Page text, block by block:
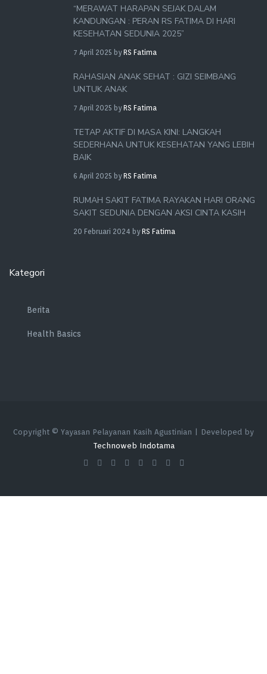
“MERAWAT HARAPAN SEJAK DALAM
KANDUNGAN : PERAN RS FATIMA DI HARI
KESEHATAN SEDUNIA 2025”
7 April 2025 by RS Fatima
RAHASIAN ANAK SEHAT : GIZI SEIMBANG
UNTUK ANAK
7 April 2025 by RS Fatima
TETAP AKTIF DI MASA KINI: LANGKAH
SEDERHANA UNTUK KESEHATAN YANG LEBIH
BAIK
6 April 2025 by RS Fatima
RUMAH SAKIT FATIMA RAYAKAN HARI ORANG
SAKIT SEDUNIA DENGAN AKSI CINTA KASIH
20 Februari 2024 by RS Fatima
Kategori
Berita
Health Basics
Copyright © Yayasan Pelayanan Kasih Agustinian | Developed by
Technoweb Indotama